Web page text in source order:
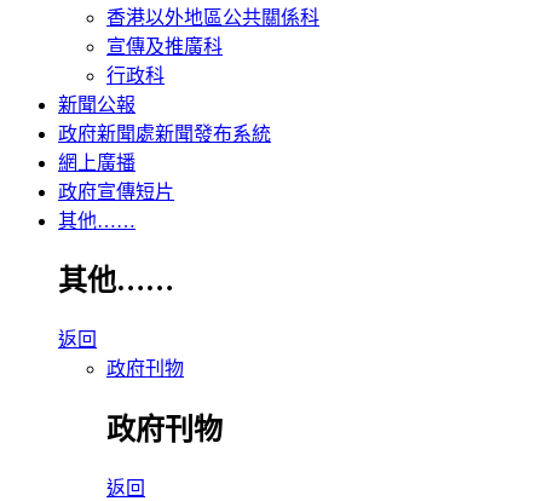
香港以外地區公共關係科
宣傳及推廣科
行政科
新聞公報
政府新聞處新聞發布系統
網上廣播
政府宣傳短片
其他……
其他……
返回
政府刊物
政府刊物
返回